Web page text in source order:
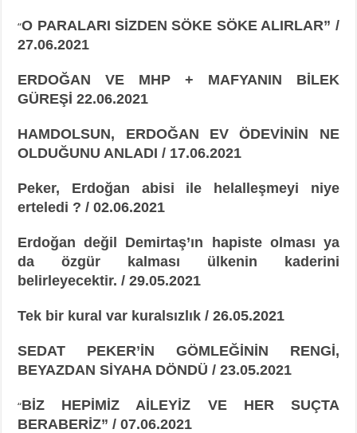
“O PARALARI SİZDEN SÖKE SÖKE ALIRLAR” /
27.06.2021
ERDOĞAN VE MHP + MAFYANIN BİLEK
GÜREŞİ 22.06.2021
HAMDOLSUN, ERDOĞAN EV ÖDEVİNİN NE
OLDUĞUNU ANLADI / 17.06.2021
Peker, Erdoğan abisi ile helalleşmeyi niye
erteledi ? / 02.06.2021
Erdoğan değil Demirtaş’ın hapiste olması ya
da özgür kalması ülkenin kaderini
belirleyecektir. / 29.05.2021
Tek bir kural var kuralsızlık / 26.05.2021
SEDAT PEKER’İN GÖMLEĞİNİN RENGİ,
BEYAZDAN SİYAHA DÖNDÜ / 23.05.2021
“BİZ HEPİMİZ AİLEYİZ VE HER SUÇTA
BERABERİZ” / 07.06.2021